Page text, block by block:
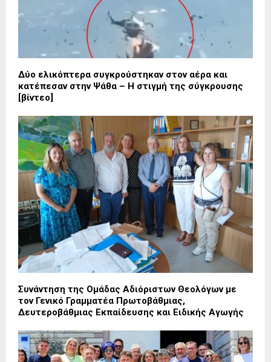
Δύο ελικόπτερα συγκρούστηκαν στον αέρα και
κατέπεσαν στην Ψάθα – Η στιγμή της σύγκρουσης
[βίντεο]
Συνάντηση της Ομάδας Αδιόριστων Θεολόγων με
τον Γενικό Γραμματέα Πρωτοβάθμιας,
Δευτεροβάθμιας Εκπαίδευσης και Ειδικής Αγωγής